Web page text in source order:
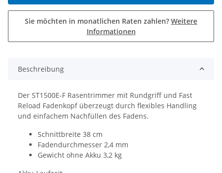
Sie möchten in monatlichen Raten zahlen? Weitere
Informationen
Beschreibung
Der ST1500E-F Rasentrimmer mit Rundgriff und Fast
Reload Fadenkopf überzeugt durch flexibles Handling
und einfachem Nachfüllen des Fadens.
Schnittbreite 38 cm
Fadendurchmesser 2,4 mm
Gewicht ohne Akku 3,2 kg